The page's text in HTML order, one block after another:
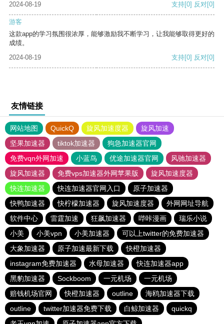
2024-08-19 支持[0] 反对[0]
游客
这款app的学习氛围很浓厚，能够激励我不断学习，让我能够取得更好的
成绩。
2024-08-19
支持[0] 反对[0]
友情链接
网站地图 QuickQ 旋风加速度器
旋风加速
坚果加速器
tiktok加速器
狗急加速器官网
免费vqn外网加速
小蓝鸟 优途加速器官网
风驰加速器
旋风加速器
免费vps加速器外网苹果版
旋风加速度器
快连加速器
快连加速器官网入口
原子加速器
快鸭加速器
快柠檬加速器 旋风加速度器
外网网址导航
软件中心
雷霆加速 狂飙加速器 哔咔漫画
瑞乐小说
小美
小美vpn 小美加速器
可以上twitter的免费加速器
大象加速器
原子加速最新下载
快橙加速器
instagram免费加速器
水母加速器
快连加速器app
黑豹加速器
Sockboom 一元机场
一元机场
赔钱机场官网
快橙加速器 outline
海鸥加速器下载
outline
twitter加速器免费下载 白鲸加速器
quickq